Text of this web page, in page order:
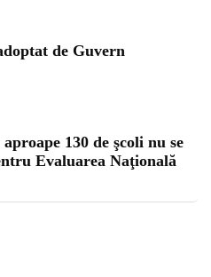
de Guvern
130 de şcoli nu se
Evaluarea Naţională